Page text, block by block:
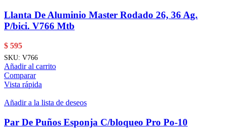
Llanta De Aluminio Master Rodado 26, 36 Ag.
P/bici. V766 Mtb
$ 595
SKU: V766
Añadir al carrito
Comparar
Vista rápida
Añadir a la lista de deseos
Par De Puños Esponja C/bloqueo Pro Po-10